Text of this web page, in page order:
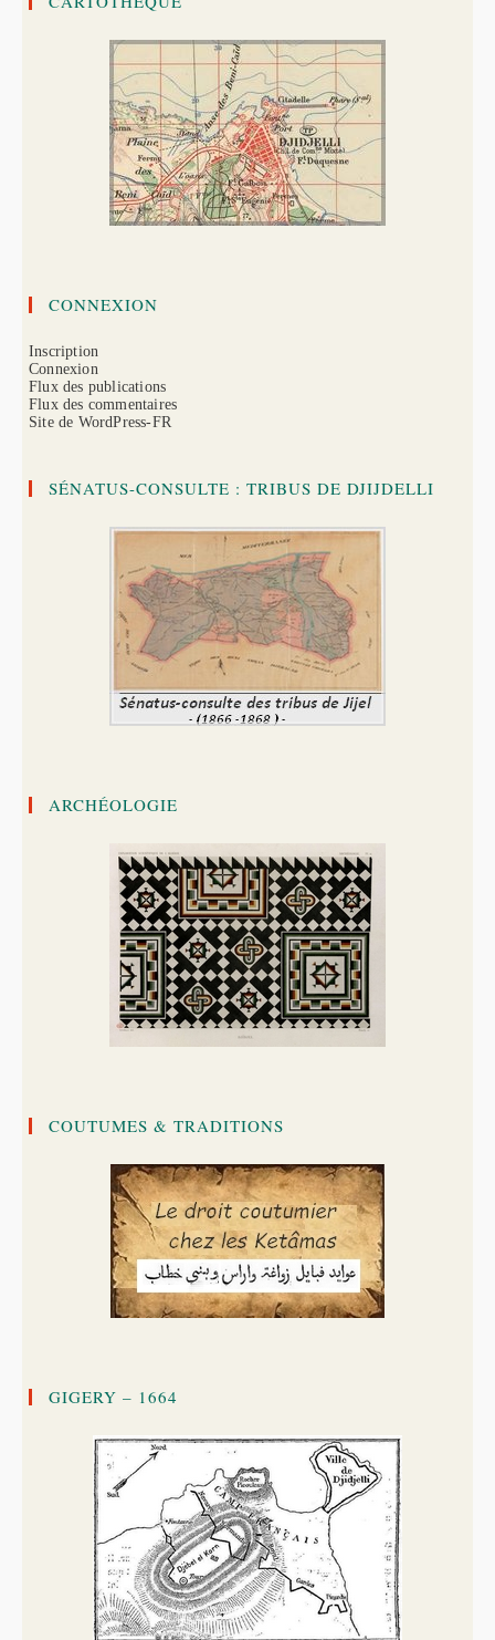
CONNEXION
Inscription
Connexion
Flux des publications
Flux des commentaires
Site de WordPress-FR
SÉNATUS-CONSULTE : TRIBUS DE DJIJDELLI
ARCHÉOLOGIE
COUTUMES & TRADITIONS
GIGERY – 1664